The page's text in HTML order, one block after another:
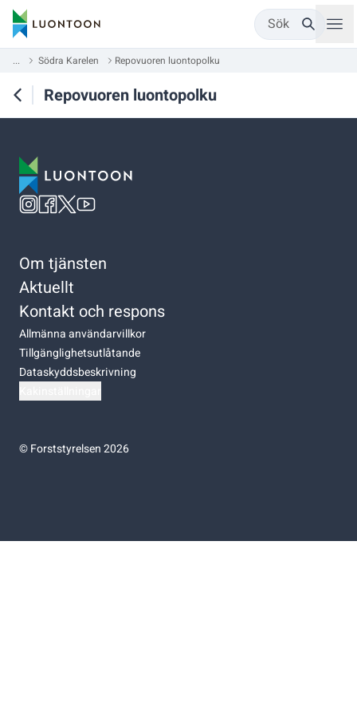
Sök
... Södra Karelen Repovuoren luontopolku
Repovuoren luontopolku
Om tjänsten
Aktuellt
Kontakt och respons
Allmänna användarvillkor
Tillgänglighetsutlåtande
Dataskyddsbeskrivning
©Forststyrelsen 2026